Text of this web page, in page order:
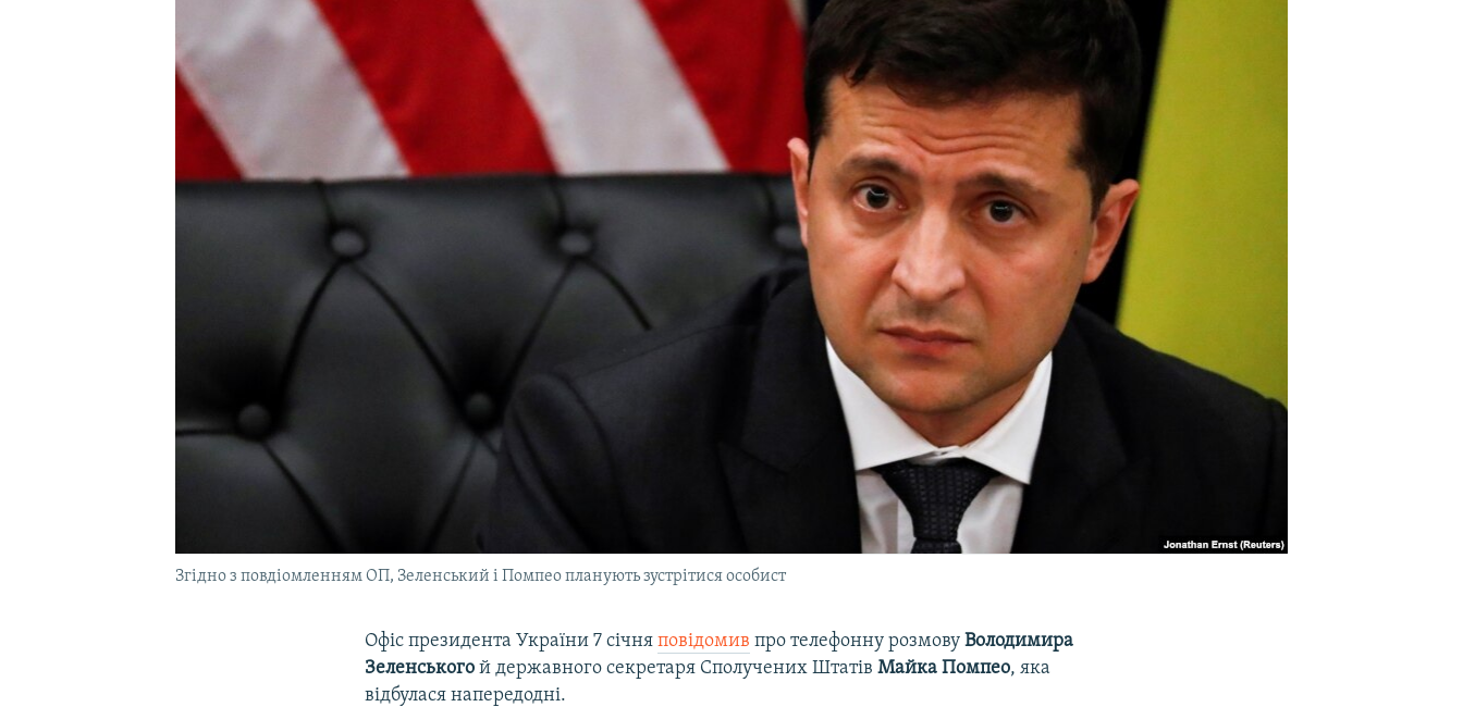
УКРАЇНСЬКА ПРОБЛЕМА КРИМУ
Згідно з повдіомленням ОП, Зеленський і Помпео планують зустрітися особист
Офіс президента України 7 січняповідомив про телефонну розмовуВолодимира
Зеленського й державного секретаря Сполучених ШтатівМайка Помпео, яка
відбулася напередодні.